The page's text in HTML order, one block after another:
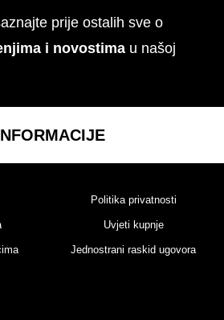
prije ostalih sve o
i novostima u našoj
Politika privatnosti
Uvjeti kupnje
Jednostrani raskid ugovora